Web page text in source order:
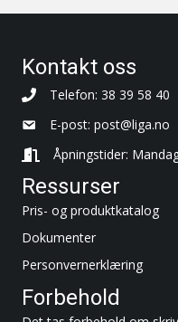
Kontakt oss
Telefon: 38 39 58 40
E-post: post@liga.no
Åpningstider:
Ressurser
Pris- og produktkatalog
Dokumenter
Personvernerklæring
Forbehold